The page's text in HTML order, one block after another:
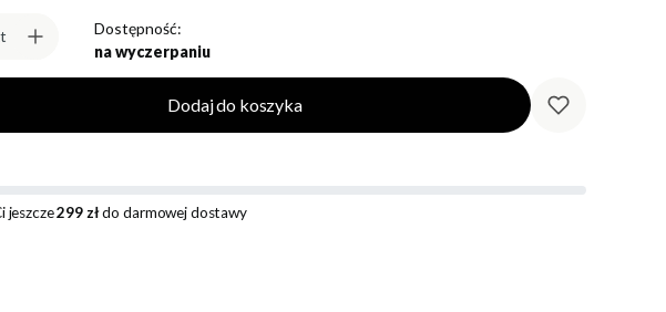
Dostępność:
na wyczerpaniu
Dodaj do koszyka
jeszcze299 złdo darmowej dostawy